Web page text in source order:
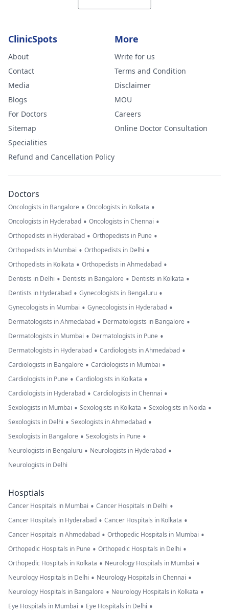
ClinicSpots
About
Contact
Media
Blogs
For Doctors
Sitemap
Specialities
Refund and Cancellation Policy
More
Write for us
Terms and Condition
Disclaimer
MOU
Careers
Online Doctor Consultation
Doctors
Oncologists in Bangalore • Oncologists in Kolkata •
Oncologists in Hyderabad • Oncologists in Chennai •
Orthopedists in Hyderabad • Orthopedists in Pune •
Orthopedists in Mumbai • Orthopedists in Delhi •
Orthopedists in Kolkata • Orthopedists in Ahmedabad •
Dentists in Delhi • Dentists in Bangalore • Dentists in Kolkata •
Dentists in Hyderabad • Gynecologists in Bengaluru •
Gynecologists in Mumbai • Gynecologists in Hyderabad •
Dermatologists in Ahmedabad • Dermatologists in Bangalore •
Dermatologists in Mumbai • Dermatologists in Pune •
Dermatologists in Hyderabad • Cardiologists in Ahmedabad •
Cardiologists in Bangalore • Cardiologists in Mumbai •
Cardiologists in Pune • Cardiologists in Kolkata •
Cardiologists in Hyderabad • Cardiologists in Chennai •
Sexologists in Mumbai • Sexologists in Kolkata • Sexologists in Noida •
Sexologists in Delhi • Sexologists in Ahmedabad •
Sexologists in Bangalore • Sexologists in Pune •
Neurologists in Bengaluru • Neurologists in Hyderabad •
Neurologists in Delhi
Hosptials
Cancer Hospitals in Mumbai • Cancer Hospitals in Delhi •
Cancer Hospitals in Hyderabad • Cancer Hospitals in Kolkata •
Cancer Hospitals in Ahmedabad • Orthopedic Hospitals in Mumbai •
Orthopedic Hospitals in Pune • Orthopedic Hospitals in Delhi •
Orthopedic Hospitals in Kolkata • Neurology Hospitals in Mumbai •
Neurology Hospitals in Delhi • Neurology Hospitals in Chennai •
Neurology Hospitals in Bangalore • Neurology Hospitals in Kolkata •
Eye Hospitals in Mumbai • Eye Hospitals in Delhi •